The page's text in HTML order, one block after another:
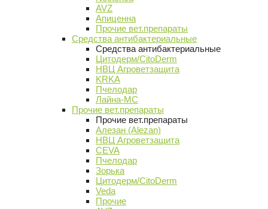
AVZ
Апиценна
Прочие вет.препараты
Средства антибактериальные
Средства антибактериальные
Цитодерм/CitoDerm
НВЦ Агроветзащита
KRKA
Пчелодар
Лайна-МС
Прочие вет.препараты
Прочие вет.препараты
Алезан (Alezan)
НВЦ Агроветзащита
CEVA
Пчелодар
Зорька
Цитодерм/CitoDerm
Veda
Прочие